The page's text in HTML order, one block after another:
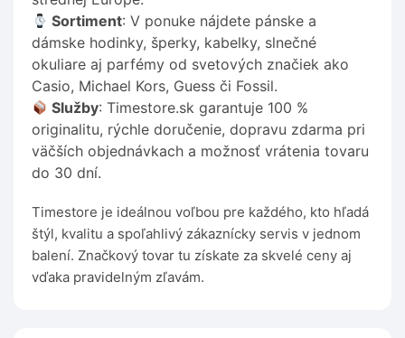
Sortiment: V ponuke nájdete pánske a
dámske hodinky, šperky, kabelky, slnečné
okuliare aj parfémy od svetových značiek ako
Casio, Michael Kors, Guess či Fossil.
Služby: Timestore.sk garantuje 100 %
originalitu, rýchle doručenie, dopravu zdarma pri
väčších objednávkach a možnosť vrátenia tovaru
do 30 dní.
Timestore je ideálnou voľbou pre každého, kto hľadá
štýl, kvalitu a spoľahlivý zákaznícky servis v jednom
balení. Značkový tovar tu získate za skvelé ceny aj
vďaka pravidelným zľavám.